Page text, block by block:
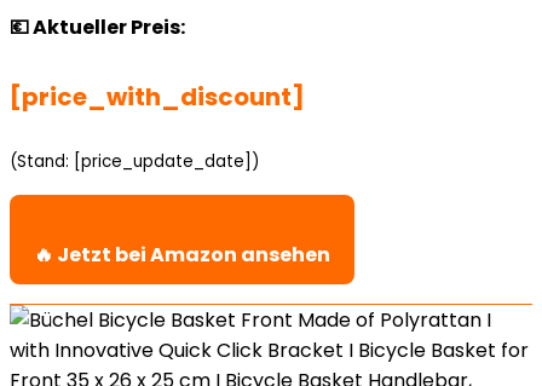
💶 Aktueller Preis:
[price_with_discount]
(Stand: [price_update_date])
🔥 Jetzt bei Amazon ansehen